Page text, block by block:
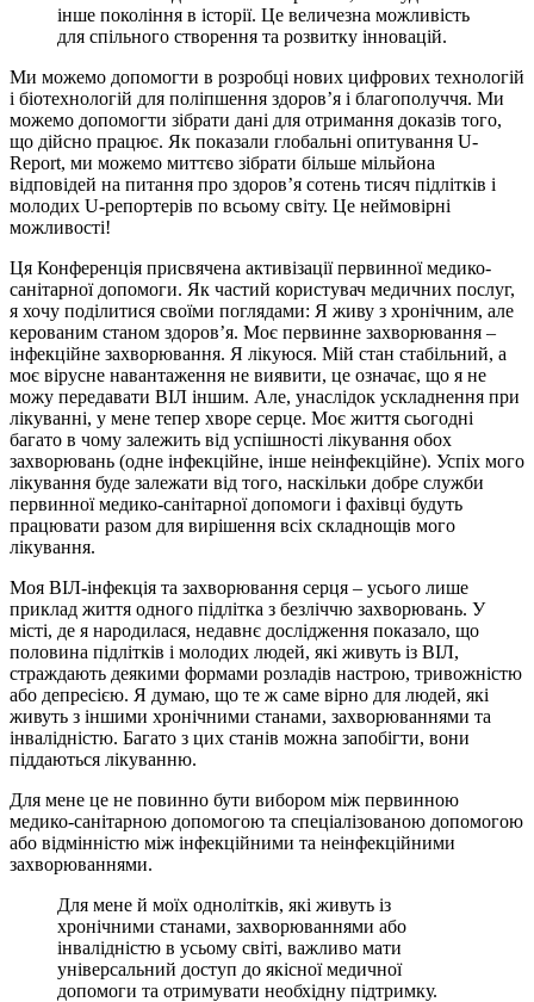
інше покоління в історії. Це величезна можливість
для спільного створення та розвитку інновацій.
Ми можемо допомогти в розробці нових цифрових технологій
і біотехнологій для поліпшення здоров’я і благополуччя. Ми
можемо допомогти зібрати дані для отримання доказів того,
що дійсно працює. Як показали глобальні опитування U-
Report, ми можемо миттєво зібрати більше мільйона
відповідей на питання про здоров’я сотень тисяч підлітків і
молодих U-репортерів по всьому світу. Це неймовірні
можливості!
Ця Конференція присвячена активізації первинної медико-
санітарної допомоги. Як частий користувач медичних послуг,
я хочу поділитися своїми поглядами: Я живу з хронічним, але
керованим станом здоров’я. Моє первинне захворювання –
інфекційне захворювання. Я лікуюся. Мій стан стабільний, а
моє вірусне навантаження не виявити, це означає, що я не
можу передавати ВІЛ іншим. Але, унаслідок ускладнення при
лікуванні, у мене тепер хворе серце. Моє життя сьогодні
багато в чому залежить від успішності лікування обох
захворювань (одне інфекційне, інше неінфекційне). Успіх мого
лікування буде залежати від того, наскільки добре служби
первинної медико-санітарної допомоги і фахівці будуть
працювати разом для вирішення всіх складнощів мого
лікування.
Моя ВІЛ-інфекція та захворювання серця – усього лише
приклад життя одного підлітка з безліччю захворювань. У
місті, де я народилася, недавнє дослідження показало, що
половина підлітків і молодих людей, які живуть із ВІЛ,
страждають деякими формами розладів настрою, тривожністю
або депресією. Я думаю, що те ж саме вірно для людей, які
живуть з іншими хронічними станами, захворюваннями та
інвалідністю. Багато з цих станів можна запобігти, вони
піддаються лікуванню.
Для мене це не повинно бути вибором між первинною
медико-санітарною допомогою та спеціалізованою допомогою
або відмінністю між інфекційними та неінфекційними
захворюваннями.
Для мене й моїх однолітків, які живуть із
хронічними станами, захворюваннями або
інвалідністю в усьому світі, важливо мати
універсальний доступ до якісної медичної
допомоги та отримувати необхідну підтримку.